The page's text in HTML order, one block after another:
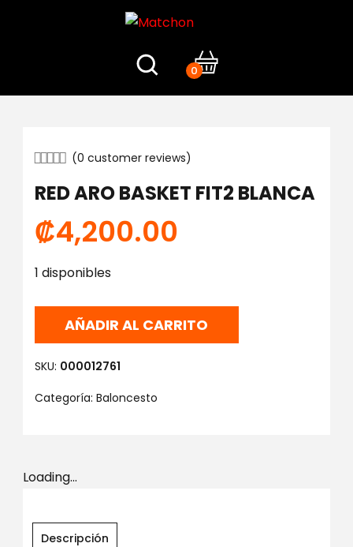
0
(0 customer reviews)
RED ARO BASKET FIT2 BLANCA
₡4,200.00
1 disponibles
AÑADIR AL CARRITO
SKU: 000012761
Categoría: Baloncesto
Loading...
Descripción